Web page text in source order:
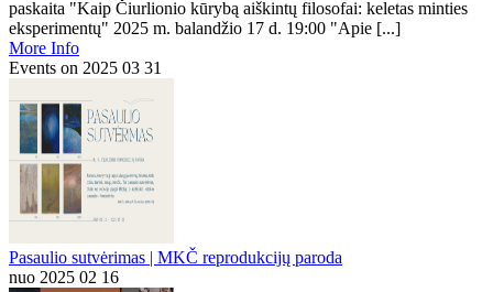
paskaita "Kaip Čiurlionio kūrybą aiškintų filosofai: keletas minties
eksperimentų" 2025 m. balandžio 17 d. 19:00 "Apie [...]
More Info
Events on 2025 03 31
Pasaulio sutvėrimas | MKČ reprodukcijų paroda
nuo 2025 02 16